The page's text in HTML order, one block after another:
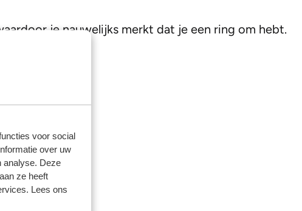
voor social
over uw
analyse. Deze
ze heeft
Lees ons
je nauwelijks merkt dat je een ring om hebt.